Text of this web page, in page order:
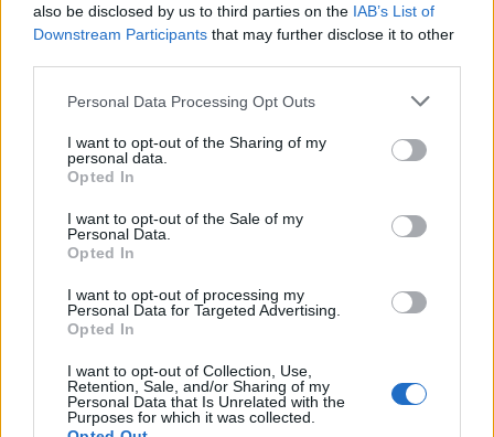
also be disclosed by us to third parties on the IAB’s List of
Downstream Participants that may further disclose it to other
Personal Data Processing Opt Outs
I want to opt-out of the Sharing of my
personal data.
Opted In
I want to opt-out of the Sale of my
Personal Data.
Opted In
I want to opt-out of processing my
Personal Data for Targeted Advertising.
Opted In
I want to opt-out of Collection, Use,
Retention, Sale, and/or Sharing of my
Personal Data that Is Unrelated with the
Purposes for which it was collected.
2
isabel:Buongiorno 😊☕️Luca78
14 Ottobre 2019 alle ore 08:45
·Ti stimo·Rispondi
Luca78: Buongiorno isabel 😜
14 Ottobre 2019 alle ore 08:45
Allison :Buongiorno Luchino 🍩☕️
14 Ottobre 2019 alle ore 08:58
·Ti stimo·Rispondi